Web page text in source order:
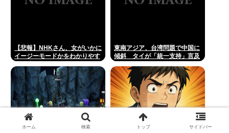
【悲報】NHKさん、女がいかに
イージーモードかをわかりやす
東南アジア、台湾問題で中国に
傾斜 タイが「統一支持」言及
ホーム 検索 トップ サイドバー